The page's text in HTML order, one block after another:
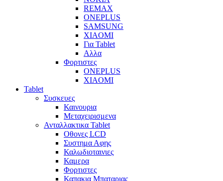
REMAX
ONEPLUS
SAMSUNG
XIAOMI
Για Tablet
Αλλα
Φορτιστες
ONEPLUS
XIAOMI
Tablet
Συσκευες
Καινουρια
Μεταχειρισμενα
Ανταλλακτικα Tablet
Οθονες LCD
Συστημα Αφης
Καλωδιοταινιες
Καμερα
Φορτιστες
Καπακια Μπαταριας